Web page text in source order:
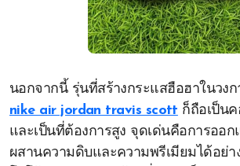
นอกจากนี้ รุ่นที่สร้างกระแสฮือฮาในวงก
nike air jordan travis scott ก็ถือเป็น
และเป็นที่ต้องการสูง จุดเด่นคือการออ
ผสานความดิบและความพรีเมียมได้อย่า